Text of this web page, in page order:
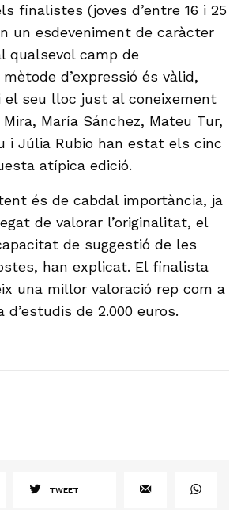
finalistes (joves d’entre 16 i 25
un esdeveniment de caràcter
qualsevol camp de
d’expressió és vàlid,
el seu lloc just al coneixement
María Sánchez, Mateu Tur,
i Júlia Rubio han estat els cinc
atípica edició.
és de cabdal importància, ja
de valorar l’originalitat, el
de suggestió de les
han explicat. El finalista
una millor valoració rep com a
d’estudis de 2.000 euros.
TWEET